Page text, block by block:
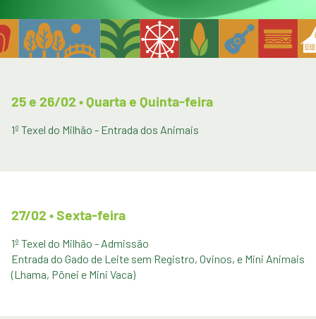
25 e 26/02 • Quarta e Quinta-feira
1º Texel do Milhão - Entrada dos Animais
27/02 • Sexta-feira
1º Texel do Milhão - Admissão
Entrada do Gado de Leite sem Registro, Ovinos, e Mini Animais
(Lhama, Pônei e Mini Vaca)